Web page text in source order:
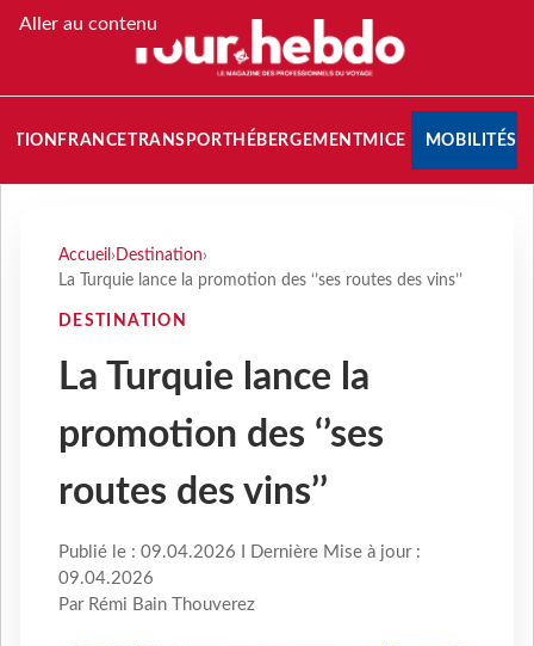
Aller au contenu
FRANCETRANSPORT HÉBERGEMENTMICE MOBILITÉS
Accueil › Destination›
La Turquie lance la promotion des ‘’ses routes des vins’’
DESTINATION
La Turquie lance la
promotion des ‘’ses
routes des vins’’
Publié le : 09.04.2026 I Dernière Mise à jour :
09.04.2026
Par Rémi Bain Thouverez